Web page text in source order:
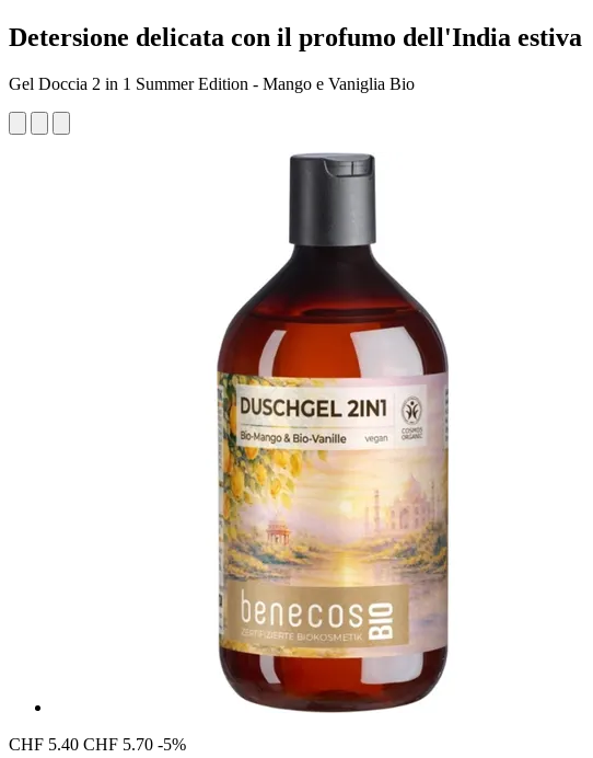
Detersione delicata con il profumo dell'India estiva
Gel Doccia 2 in 1 Summer Edition - Mango e Vaniglia Bio
CHF 5.40 CHF 5.70 -5%